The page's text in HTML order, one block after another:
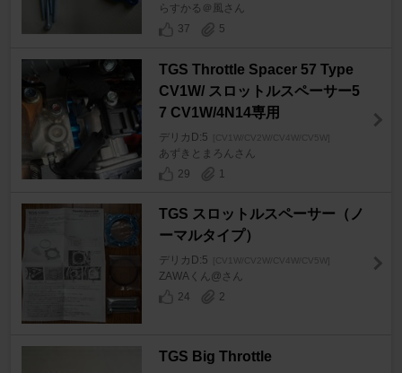
らすかる＠風さん
37
5
TGS Throttle Spacer 57 Type
CV1W/ スロットルスペーサー5
7 CV1W/4N14専用
デリカD:5 [CV1W/CV2W/CV4W/CV5W]
あずきとまろんさん
29
1
TGS スロットルスペーサー（ノ
ーマルタイプ）
デリカD:5 [CV1W/CV2W/CV4W/CV5W]
ZAWAくん@さん
24
2
TGS Big Throttle